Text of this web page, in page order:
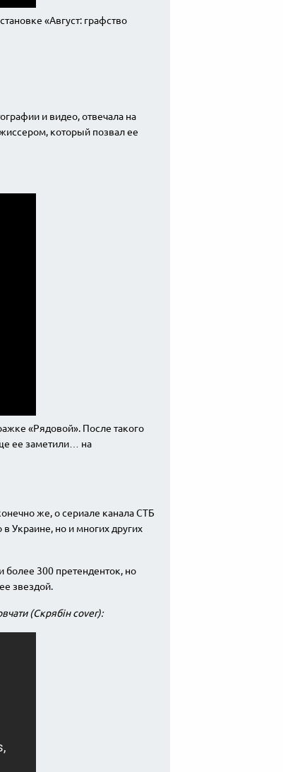
«Август: графство
и видео, отвечала на
который позвал ее
«Рядовой». После такого
ее заметили… на
же, о сериале канала СТБ
Украине, но и многих других
более 300 претенденток, но
звездой.
(Скрябін cover):